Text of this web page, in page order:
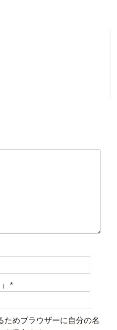
*
ためブラウザーに自分の名